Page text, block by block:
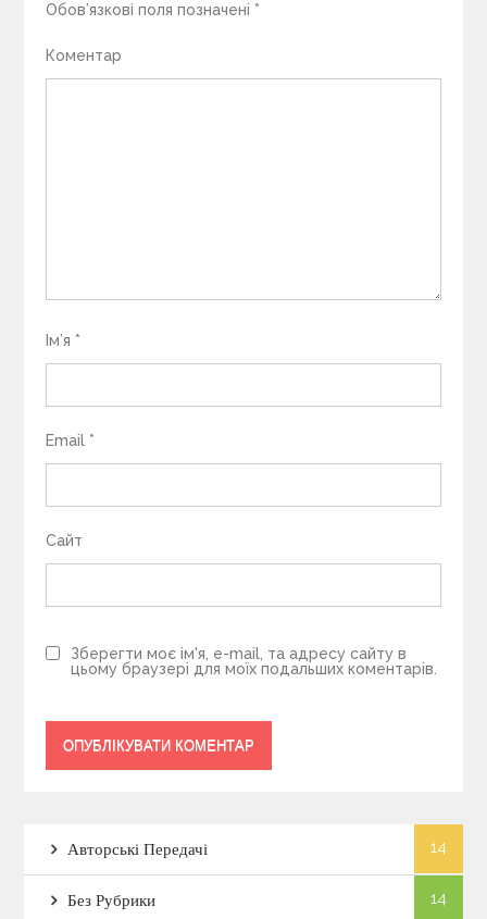
Обов’язкові поля позначені *
Коментар
Ім’я *
Email *
Сайт
Зберегти моє ім'я, e-mail, та адресу сайту в
цьому браузері для моїх подальших коментарів.
Авторські Передачі 14
Без Рубрики 14